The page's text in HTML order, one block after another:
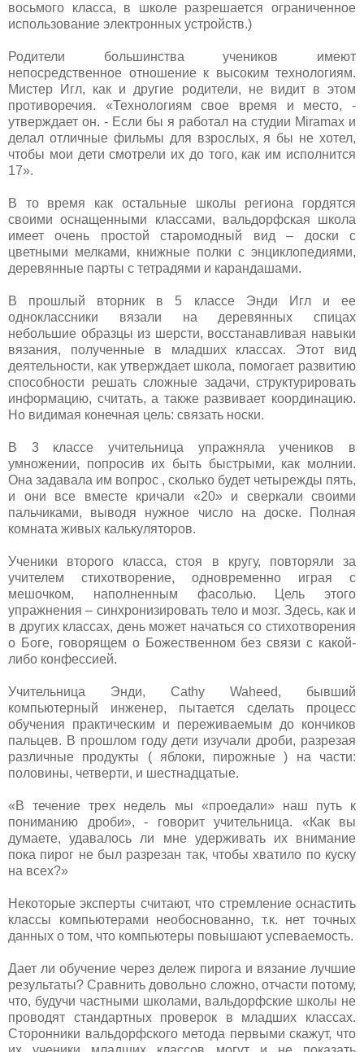
восьмого класса, в школе разрешается ограниченное
использование электронных устройств.)
Родители большинства учеников имеют
непосредственное отношение к высоким технологиям.
Мистер Игл, как и другие родители, не видит в этом
противоречия. «Технологиям свое время и место, -
утверждает он. - Если бы я работал на студии Miramax и
делал отличные фильмы для взрослых, я бы не хотел,
чтобы мои дети смотрели их до того, как им исполнится
17».
В то время как остальные школы региона гордятся
своими оснащенными классами, вальдорфская школа
имеет очень простой старомодный вид – доски с
цветными мелками, книжные полки с энциклопедиями,
деревянные парты с тетрадями и карандашами.
В прошлый вторник в 5 классе Энди Игл и ее
одноклассники вязали на деревянных спицах
небольшие образцы из шерсти, восстанавливая навыки
вязания, полученные в младших классах. Этот вид
деятельности, как утверждает школа, помогает развитию
способности решать сложные задачи, структурировать
информацию, считать, а также развивает координацию.
Но видимая конечная цель: связать носки.
В 3 классе учительница упражняла учеников в
умножении, попросив их быть быстрыми, как молнии.
Она задавала им вопрос , сколько будет четырежды пять,
и они все вместе кричали «20» и сверкали своими
пальчиками, выводя нужное число на доске. Полная
комната живых калькуляторов.
Ученики второго класса, стоя в кругу, повторяли за
учителем стихотворение, одновременно играя с
мешочком, наполненным фасолью. Цель этого
упражнения – синхронизировать тело и мозг. Здесь, как и
в других классах, день может начаться со стихотворения
о Боге, говорящем о Божественном без связи с какой-
либо конфессией.
Учительница Энди, Cathy Waheed, бывший
компьютерный инженер, пытается сделать процесс
обучения практическим и переживаемым до кончиков
пальцев. В прошлом году дети изучали дроби, разрезая
различные продукты ( яблоки, пирожные ) на части:
половины, четверти, и шестнадцатые.
«В течение трех недель мы «проедали» наш путь к
пониманию дроби», - говорит учительница. «Как вы
думаете, удавалось ли мне удерживать их внимание
пока пирог не был разрезан так, чтобы хватило по куску
на всех?»
Некоторые эксперты считают, что стремление оснастить
классы компьютерами необоснованно, т.к. нет точных
данных о том, что компьютеры повышают успеваемость.
Дает ли обучение через дележ пирога и вязание лучшие
результаты? Сравнить довольно сложно, отчасти потому,
что, будучи частными школами, вальдорфские школы не
проводят стандартных проверок в младших классах.
Сторонники вальдорфского метода первыми скажут, что